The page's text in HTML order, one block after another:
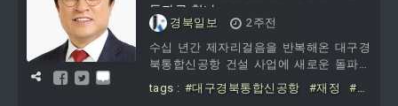
돌파구 찾나
경북일보
2주전
수십 년간 제자리걸음을 반복해온 대구경
북통합신공항 건설 사업에 새로운 돌파구
가 열릴지 주목된다.국민의힘 박형수 의원
은 대구경북통합신공항 건설 사업에 속도
tags : #대구경북통합신공항 #재정
#난